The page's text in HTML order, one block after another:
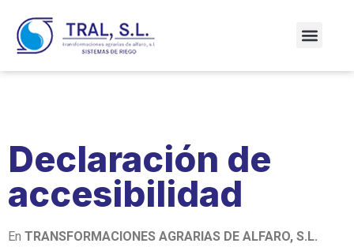
Declaración de
accesibilidad
En TRANSFORMACIONES AGRARIAS DE ALFARO, S.L.